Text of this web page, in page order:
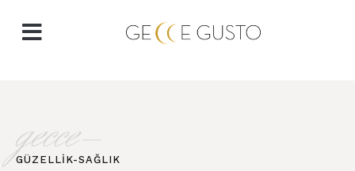
gecce-
GÜZELLIK-SAĞLIK